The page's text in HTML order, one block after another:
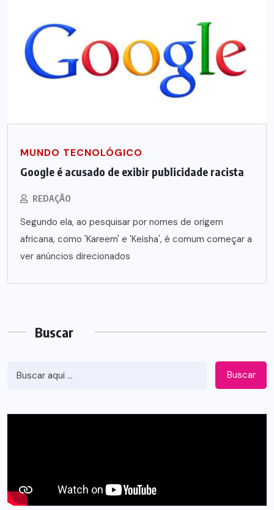
MUNDO TECNOLÓGICO
Google é acusado de exibir publicidade racista
REDAÇÃO
Segundo ela, ao pesquisar por nomes de origem
africana, como 'Kareem' e 'Keisha', é comum começar a
ver anúncios direcionados
Buscar
Buscar